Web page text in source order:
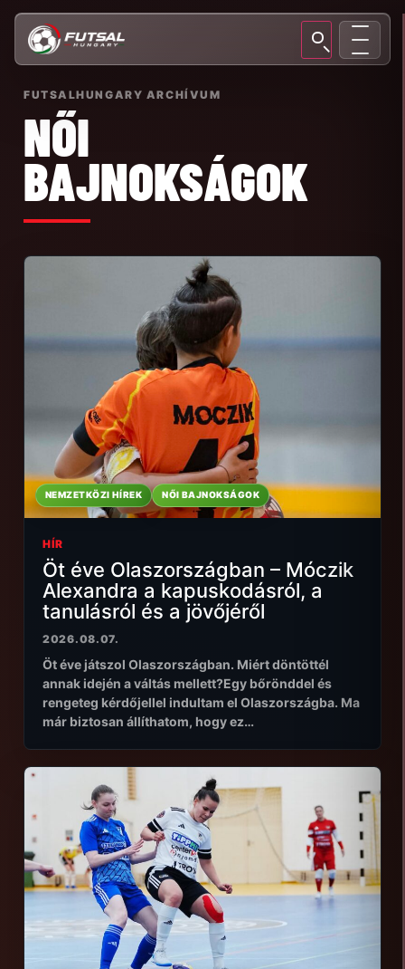
FUTSALHUNGARY ARCHÍVUM
NŐI
BAJNOKSÁGOK
NEMZETKÖZI HÍREK NŐI BAJNOKSÁGOK
HÍR
Öt éve Olaszországban – Móczik
Alexandra a kapuskodásról, a
tanulásról és a jövőjéről
2026.08.07.
Öt éve játszol Olaszországban. Miért döntöttél
annak idején a váltás mellett?Egy bőrönddel és
rengeteg kérdőjellel indultam el Olaszországba. Ma
már biztosan állíthatom, hogy ez…